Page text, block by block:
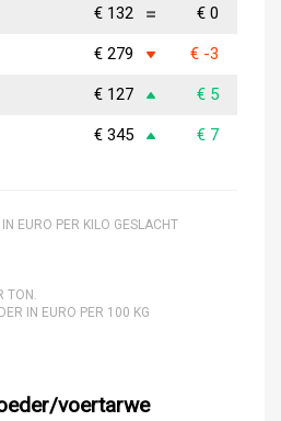
€ 132 € 0
€ 279 € -3
€ 127 € 5
€ 345 € 7
EURO PER KILO GESLACHT
TON.
IN EURO PER 100 KG
voertarwe